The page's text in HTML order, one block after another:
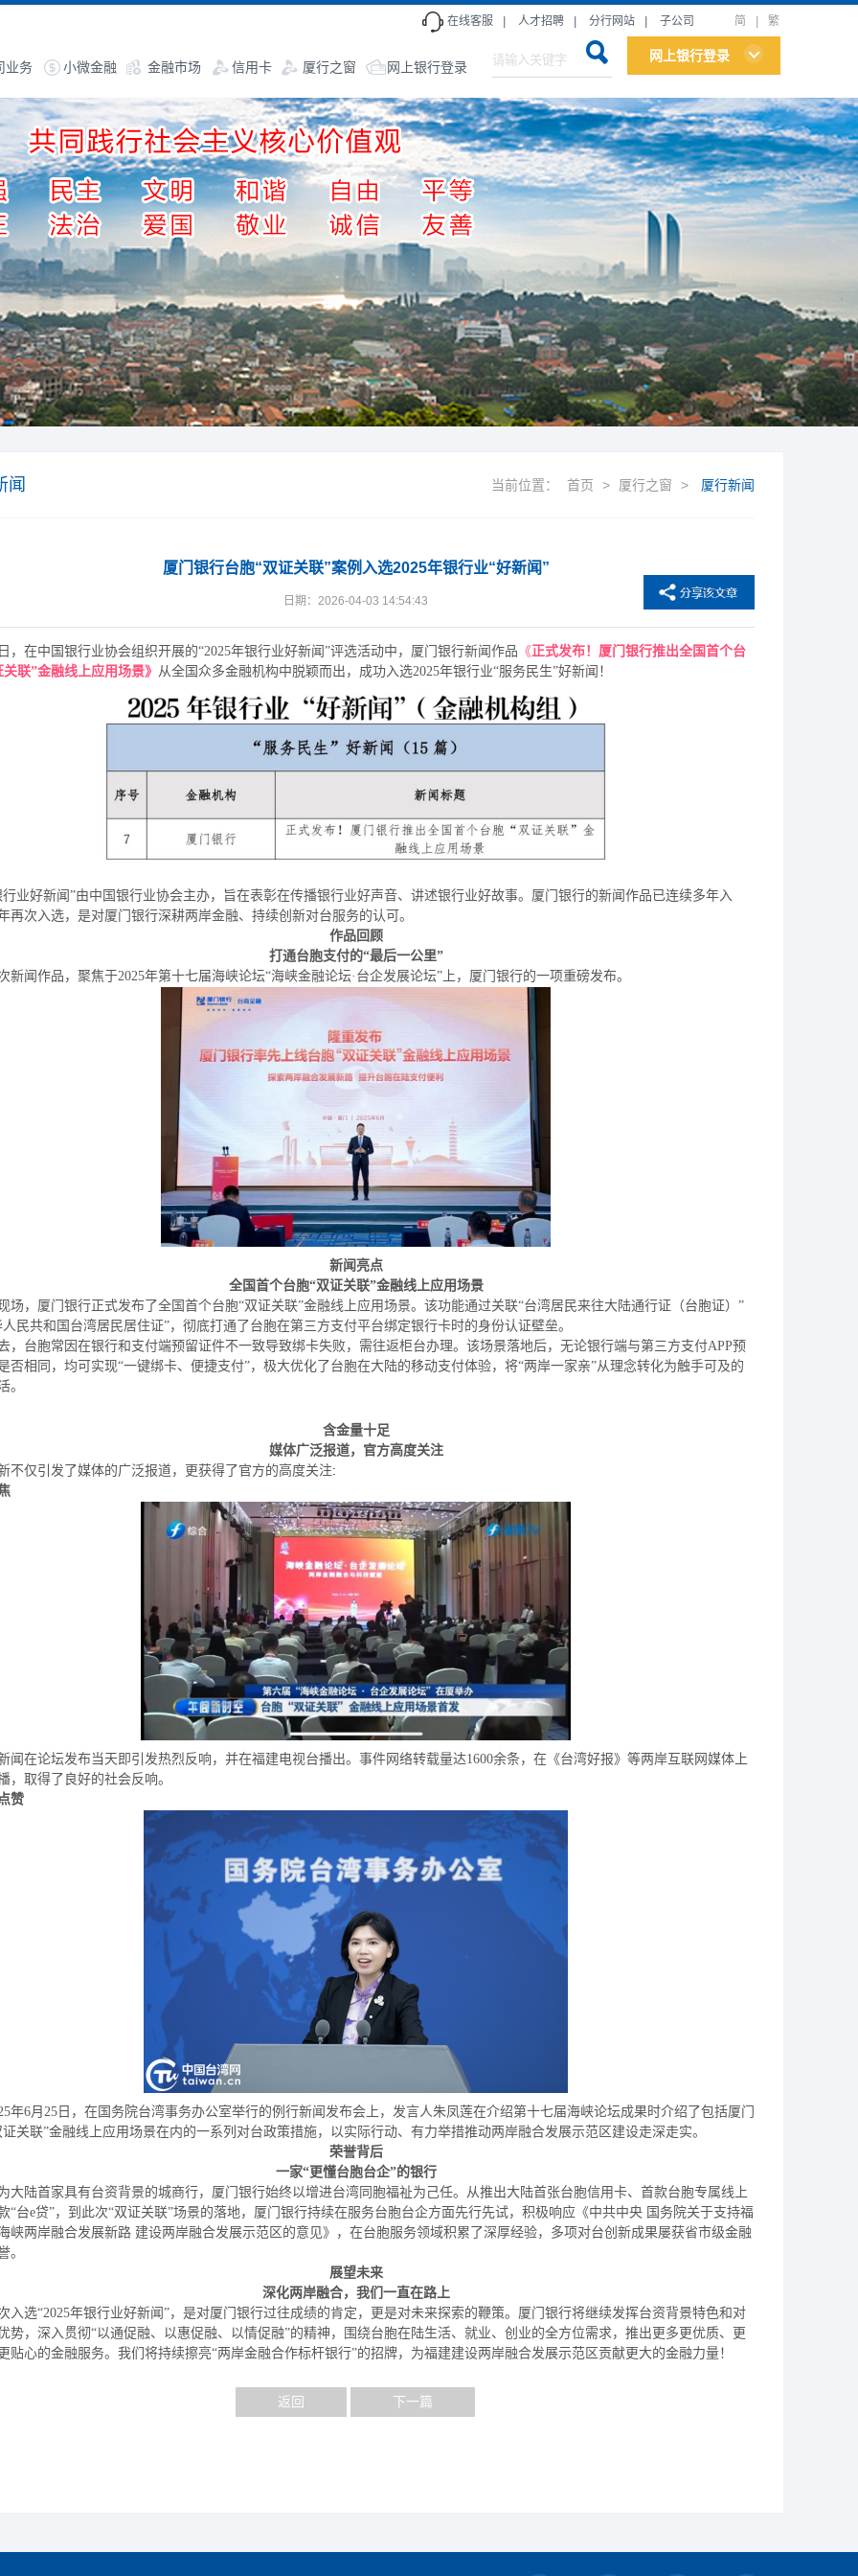
业务 小微金融 金融市场 信用卡 厦行之窗 网上银行登录
网上银行登录
在线客服 人才招聘 分行网站 子公司 简 繁
闻 当前位置： 首页 > 厦行之窗 > 厦行新闻
厦门银行台胞“双证关联”案例入选2025年银行业“好新闻”
日期：2026-04-03 14:54:43
，在中国银行业协会组织开展的“2025年银行业好新闻”评选活动中，厦门银行新闻作品 《正式发布！厦门银行推出全国首个台
关联”金融线上应用场景》 从全国众多金融机构中脱颖而出，成功入选2025年银行业“服务民生”好新闻！
行业好新闻”由中国银行业协会主办，旨在表彰在传播银行业好声音、讲述银行业好故事。厦门银行的新闻作品已连续多年入
再次入选，是对厦门银行深耕两岸金融、持续创新对台服务的认可。
作品回顾
打通台胞支付的“最后一公里”
新闻作品，聚焦于2025年第十七届海峡论坛“海峡金融论坛·台企发展论坛”上，厦门银行的一项重磅发布。
新闻亮点
全国首个台胞“双证关联”金融线上应用场景
场，厦门银行正式发布了全国首个台胞“双证关联”金融线上应用场景。该功能通过关联“台湾居民来往大陆通行证（台胞证）”
人民共和国台湾居民居住证”，彻底打通了台胞在第三方支付平台绑定银行卡时的身份认证壁垒。
，台胞常因在银行和支付端预留证件不一致导致绑卡失败，需往返柜台办理。该场景落地后，无论银行端与第三方支付APP预
否相同，均可实现“一键绑卡、便捷支付”，极大优化了台胞在大陆的移动支付体验，将“两岸一家亲”从理念转化为触手可及的
。
含金量十足
媒体广泛报道，官方高度关注
不仅引发了媒体的广泛报道，更获得了官方的高度关注:
闻在论坛发布当天即引发热烈反响，并在福建电视台播出。事件网络转载量达1600余条，在《台湾好报》等两岸互联网媒体上
，取得了良好的社会反响。
赞
年6月25日，在国务院台湾事务办公室举行的例行新闻发布会上，发言人朱凤莲在介绍第十七届海峡论坛成果时介绍了包括厦门
证关联”金融线上应用场景在内的一系列对台政策措施，以实际行动、有力举措推动两岸融合发展示范区建设走深走实。
荣誉背后
一家“更懂台胞台企”的银行
大陆首家具有台资背景的城商行，厦门银行始终以增进台湾同胞福祉为己任。从推出大陆首张台胞信用卡、首款台胞专属线上
“台e贷”，到此次“双证关联”场景的落地，厦门银行持续在服务台胞台企方面先行先试，积极响应《中共中央 国务院关于支持福
峡两岸融合发展新路 建设两岸融合发展示范区的意见》，在台胞服务领域积累了深厚经验，多项对台创新成果屡获省市级金融
。
展望未来
深化两岸融合，我们一直在路上
入选“2025年银行业好新闻”，是对厦门银行过往成绩的肯定，更是对未来探索的鞭策。厦门银行将继续发挥台资背景特色和对
势，深入贯彻“以通促融、以惠促融、以情促融”的精神，围绕台胞在陆生活、就业、创业的全方位需求，推出更多更优质、更
贴心的金融服务。我们将持续擦亮“两岸金融合作标杆银行”的招牌，为福建建设两岸融合发展示范区贡献更大的金融力量！
返回 下一篇